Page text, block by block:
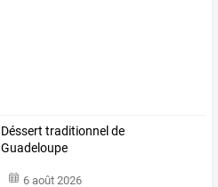
Déssert traditionnel de
Guadeloupe
6 août 2026